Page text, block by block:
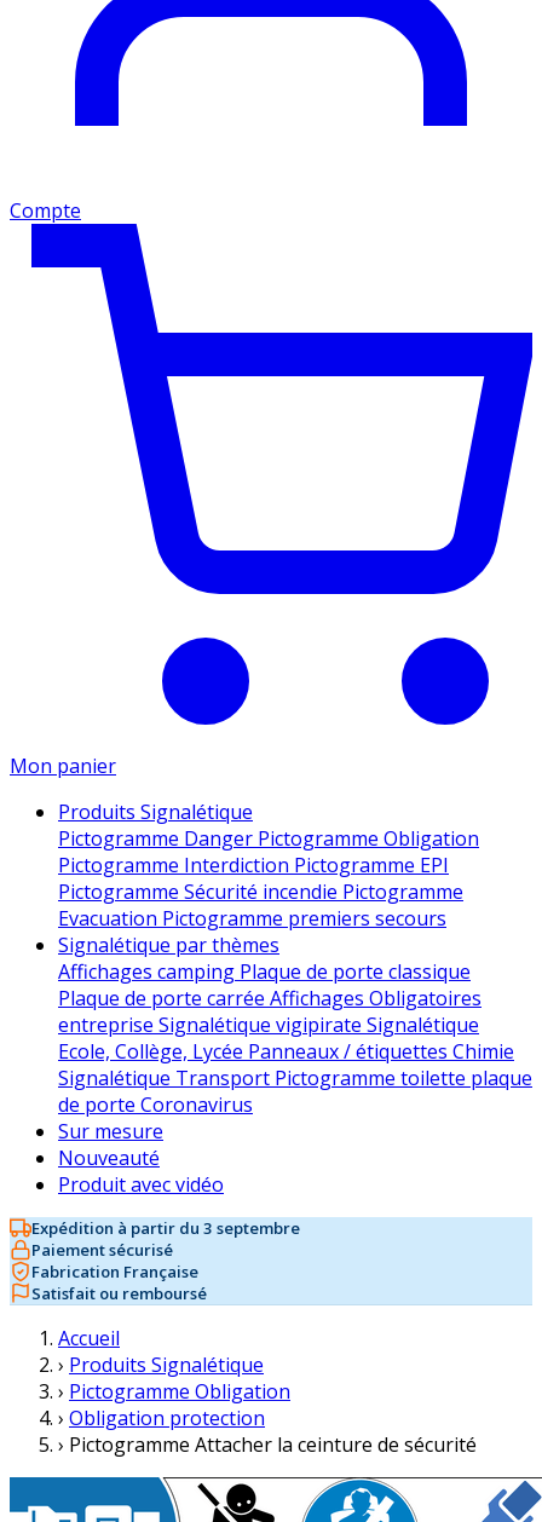
Compte
Mon panier
Produits Signalétique
Pictogramme Danger Pictogramme Obligation
Pictogramme Interdiction Pictogramme EPI
Pictogramme Sécurité incendie Pictogramme
Evacuation Pictogramme premiers secours
Signalétique par thèmes
Affichages camping Plaque de porte classique
Plaque de porte carrée Affichages Obligatoires
entreprise Signalétique vigipirate Signalétique
Ecole, Collège, Lycée Panneaux / étiquettes Chimie
Signalétique Transport Pictogramme toilette plaque
de porte Coronavirus
Sur mesure
Nouveauté
Produit avec vidéo
Expédition à partir du 3 septembre
Paiement sécurisé
Fabrication Française
Satisfait ou remboursé
Accueil
› Produits Signalétique
› Pictogramme Obligation
› Obligation protection
› Pictogramme Attacher la ceinture de sécurité